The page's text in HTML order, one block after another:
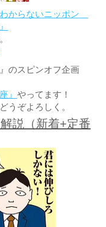
からないニッポン
』のスピンオフ企画
』 やってます！
うぞよろしく。
説（新着+定番